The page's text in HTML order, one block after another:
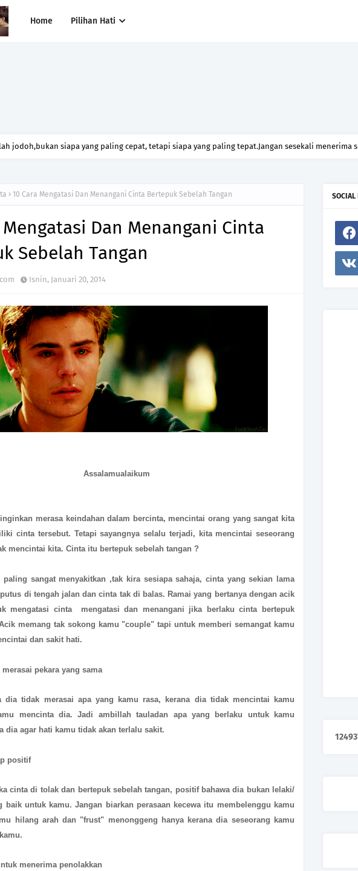
Home Pilihan Hati
jodoh,bukan siapa yang paling cepat, tetapi siapa yang paling tepat.Jangan sesekali menerima
10 Cara Mengatasi Dan Menangani Cinta Bertepuk Sebelah Tangan
Mengatasi Dan Menangani Cinta
Sebelah Tangan
Isnin, Januari 20, 2014
Assalamualaikum
merasa keindahan dalam bercinta, mencintai orang yang sangat kita
cinta tersebut. Tetapi sayangnya selalu terjadi, kita mencintai seseorang
mencintai kita. Cinta itu bertepuk sebelah tangan ?
paling sangat menyakitkan ,tak kira sesiapa sahaja, cinta yang sekian lama
di tengah jalan dan cinta tak di balas. Ramai yang bertanya dengan acik
mengatasi cinta mengatasi dan menangani jika berlaku cinta bertepuk
memang tak sokong kamu "couple" tapi untuk memberi semangat kamu
dan sakit hati.
pekara yang sama
dia tidak merasai apa yang kamu rasa, kerana dia tidak mencintai kamu
mencinta dia. Jadi ambillah tauladan apa yang berlaku untuk kamu
dia agar hati kamu tidak akan terlalu sakit.
positif
cinta di tolak dan bertepuk sebelah tangan, positif bahawa dia bukan lelaki/
baik untuk kamu. Jangan biarkan perasaan kecewa itu membelenggu kamu
hilang arah dan "frust" menonggeng hanya kerana dia seseorang kamu
menerima penolakkan
SOCIAL
12493